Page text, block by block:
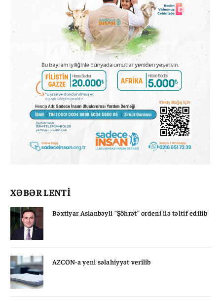
XƏBƏR LENTİ
Bəxtiyar Aslanbəyli “Şöhrət” ordeni ilə təltif edilib
AZCON-a yeni səlahiyyət verilib